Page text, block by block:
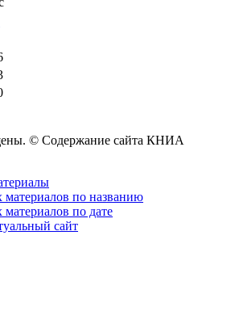
© Содержание сайта КНИА
по названию
по дате
сайт